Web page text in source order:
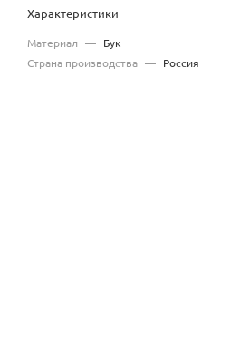
Характеристики
Материал — Бук
Страна производства — Россия